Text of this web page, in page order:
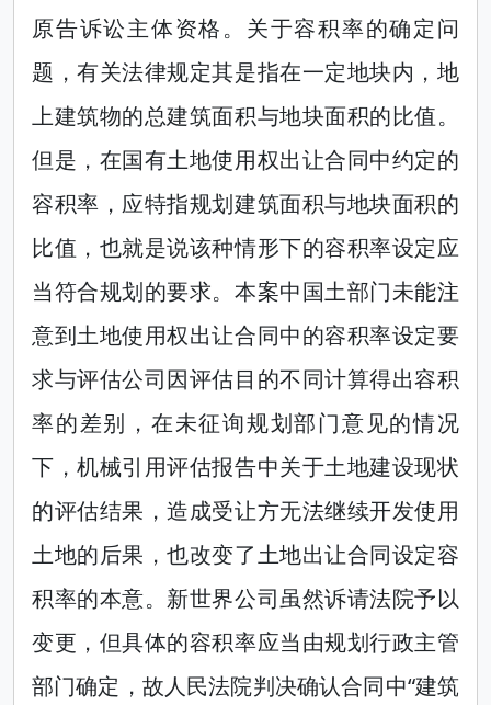
原告诉讼主体资格。关于容积率的确定问
题，有关法律规定其是指在一定地块内，地
上建筑物的总建筑面积与地块面积的比值。
但是，在国有土地使用权出让合同中约定的
容积率，应特指规划建筑面积与地块面积的
比值，也就是说该种情形下的容积率设定应
当符合规划的要求。本案中国土部门未能注
意到土地使用权出让合同中的容积率设定要
求与评估公司因评估目的不同计算得出容积
率的差别，在未征询规划部门意见的情况
下，机械引用评估报告中关于土地建设现状
的评估结果，造成受让方无法继续开发使用
土地的后果，也改变了土地出让合同设定容
积率的本意。新世界公司虽然诉请法院予以
变更，但具体的容积率应当由规划行政主管
部门确定，故人民法院判决确认合同中“建筑